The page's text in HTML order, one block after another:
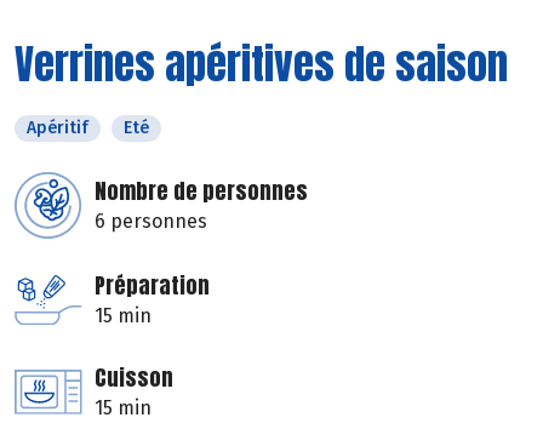
Verrines apéritives de saison
Apéritif Eté
Nombre de personnes
6 personnes
Préparation
15 min
Cuisson
15 min